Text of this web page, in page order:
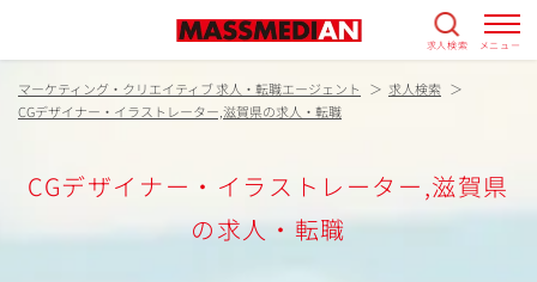
求人検索 メニュー
マーケティング・クリエイティブ 求人・転職エージェント
求人検索
CGデザイナー・イラストレーター,滋賀県の求人・転職
CGデザイナー・イラストレーター,滋賀県
の求人・転職